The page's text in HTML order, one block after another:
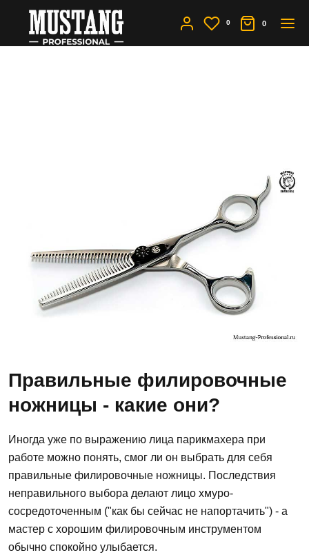
0 0
Правильные филировочные
ножницы - какие они?
Иногда уже по выражению лица парикмахера при
работе можно понять, смог ли он выбрать для себя
правильные филировочные ножницы. Последствия
неправильного выбора делают лицо хмуро-
сосредоточенным ("как бы сейчас не напортачить") - а
мастер с хорошим филировочным инструментом
обычно спокойно улыбается.